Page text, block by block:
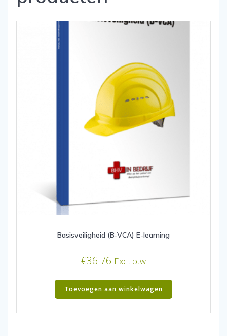
Basisveiligheid (B-VCA) E-learning
€36.76 Excl. btw
Toevoegen aan winkelwagen